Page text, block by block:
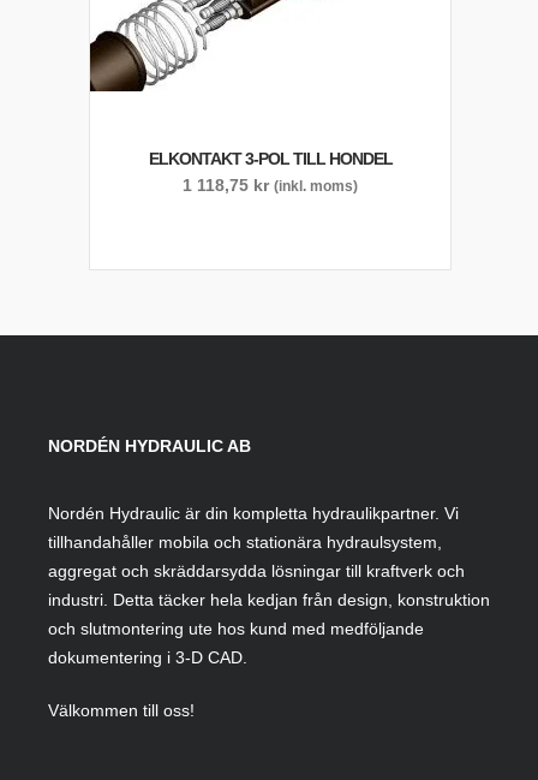
ELKONTAKT 3-POL TILL HONDEL
1 118,75 kr (inkl. moms)
NORDÉN HYDRAULIC AB
Nordén Hydraulic är din kompletta hydraulikpartner. Vi
tillhandahåller mobila och stationära hydraulsystem,
aggregat och skräddarsydda lösningar till kraftverk och
industri. Detta täcker hela kedjan från design, konstruktion
och slutmontering ute hos kund med medföljande
dokumentering i 3-D CAD.
Välkommen till oss!